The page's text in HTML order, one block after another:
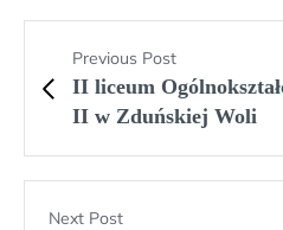
Previous Post
II liceum
II w Zduńskiej Woli
Next Post